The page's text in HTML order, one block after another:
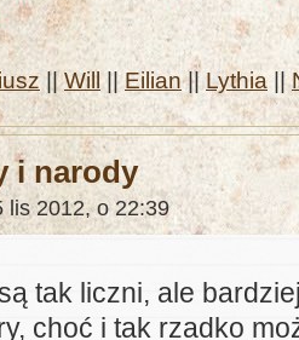
||Will|| Eilian|| Lythia ||
i narody
lis 2012, o 22:39
tak liczni, ale
choć i tak rzadko